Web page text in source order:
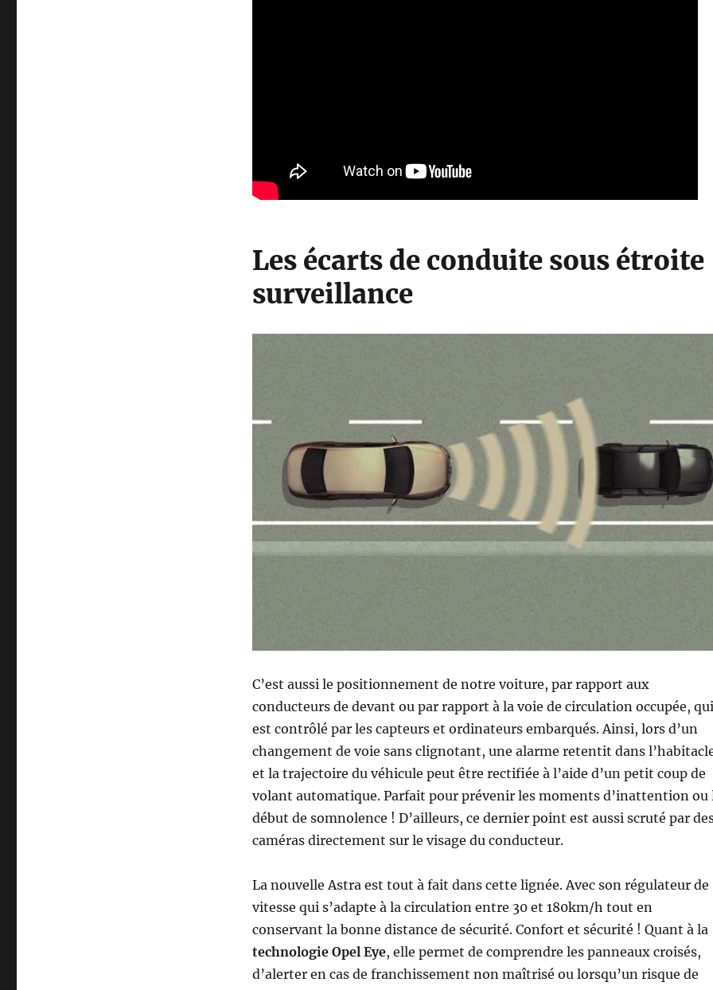
Les écarts de conduite sous étroite
surveillance
C’est aussi le positionnement de notre voiture, par rapport aux
conducteurs de devant ou par rapport à la voie de circulation occupée, qui
est contrôlé par les capteurs et ordinateurs embarqués. Ainsi, lors d’un
changement de voie sans clignotant, une alarme retentit dans
et la trajectoire du véhicule peut être rectifiée à l’aide d’un petit coup de
volant automatique. Parfait pour prévenir les moments d’inattention ou
début de somnolence ! D’ailleurs, ce dernier point est aussi scruté par
caméras directement sur le visage du conducteur.
La nouvelle Astra est tout à fait dans cette lignée. Avec son régulateur de
vitesse qui s’adapte à la circulation entre 30 et 180km/h tout en
conservant la bonne distance de sécurité. Confort et sécurité ! Quant à la
technologie Opel Eye, elle permet de comprendre les panneaux croisés,
d’alerter en cas de franchissement non maîtrisé ou lorsqu’un risque de